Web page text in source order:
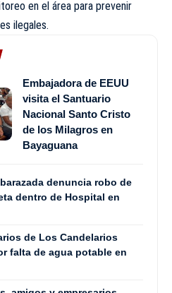
en el área para prevenir
ilegales.
Embajadora de EEUU
visita el Santuario
Nacional Santo Cristo
de los Milagros en
Bayaguana
denuncia robo de
dentro de Hospital en
de Los Candelarios
falta de agua potable en